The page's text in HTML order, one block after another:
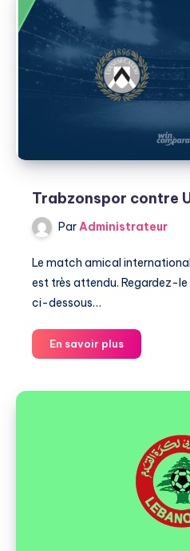
Trabzonspor contre
Par Administrateur
Le match amical
est très attendu. Regardez-
ci-dessous…
En savoir plusTrabzonspor
contre